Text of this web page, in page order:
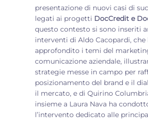
presentazione di nuovi casi di
legati ai progetti DocCredit e
questo contesto si sono inseriti
interventi di Aldo Cacopardi, che
approfondito i temi del
comunicazione aziendale,
strategie messe in campo per
posizionamento del brand e il
il mercato, e di Quirino
insieme a Laura Nava ha
l’intervento dedicato alle